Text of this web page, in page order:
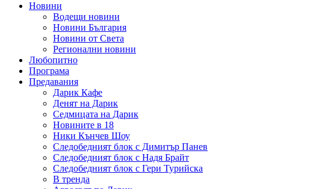
Новини
Водещи новини
Новини България
Новини от Света
Регионални новини
Любопитно
Програма
Предавания
Дарик Кафе
Денят на Дарик
Седмицата на Дарик
Новините в 18
Ники Кънчев Шоу
Следобедният блок с Димитър Панев
Следобедният блок с Надя Брайт
Следобедният блок с Гери Турийска
В тренда